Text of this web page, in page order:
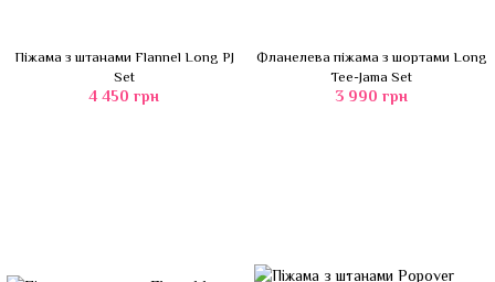
Піжама з штанами Flannel Long PJ
Set
4 450 грн
Фланелева піжама з шортами Long
Tee-Jama Set
3 990 грн